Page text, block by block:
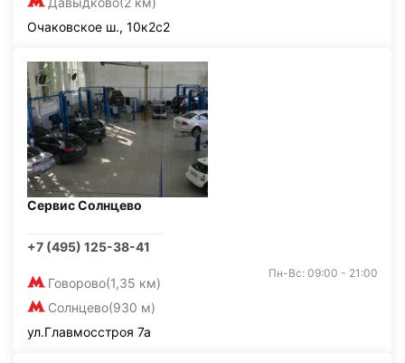
Очаковское ш., 10к2с2
Сервис Солнцево
+7 (495) 125-38-41
Говорово(1,35 км)
Солнцево(930 м)
Пн-Вс: 09:00 - 21:00
ул.Главмосстроя 7а